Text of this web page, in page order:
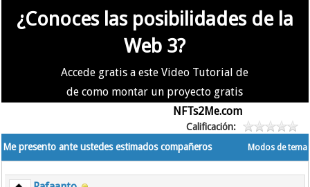
¿Conoces las posibilidades de la
Web 3?
Accede gratis a este Video Tutorial de
de como montar un proyecto gratis
NFTs2Me.com
Calificación:
Modos de tema
Me presento ante ustedes estimados compañeros